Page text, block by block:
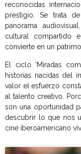
reconocidas
prestigio. Se trata
panorama
cultural compartido
convierte en un
El ciclo ‘Miradas
historias nacidas del
valor el esfuerzo
al talento creativo.
son una oportunidad
descubrir lo que nos
cine iberoamericano